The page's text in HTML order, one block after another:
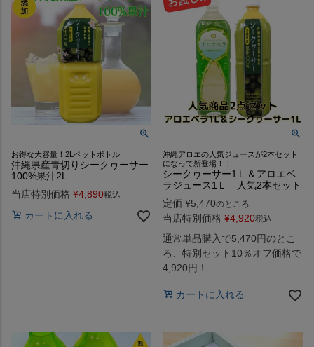
お得な大容量！2Lペットボトル
沖縄県産青切りシークヮーサー
100%果汁2L
当店特別価格 ¥4,890税込
カートに入れる
沖縄アロエの人気ジュースが2本セット
になって新登場！！
シークヮーサー1Ｌ＆アロエベ
ラジュース1Ｌ 人気2本セット
定価 ¥5,470のところ
当店特別価格 ¥4,920税込
通常単品購入で5,470円のとこ
ろ、特別セット10％オフ価格で
4,920円！
カートに入れる